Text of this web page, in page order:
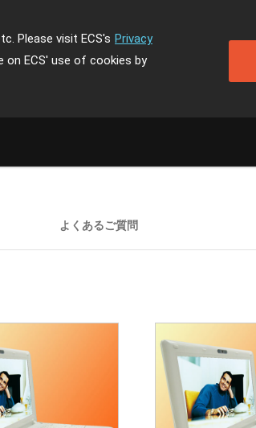
Please visit ECS's Privacy
on ECS' use of cookies by
よくあるご質問